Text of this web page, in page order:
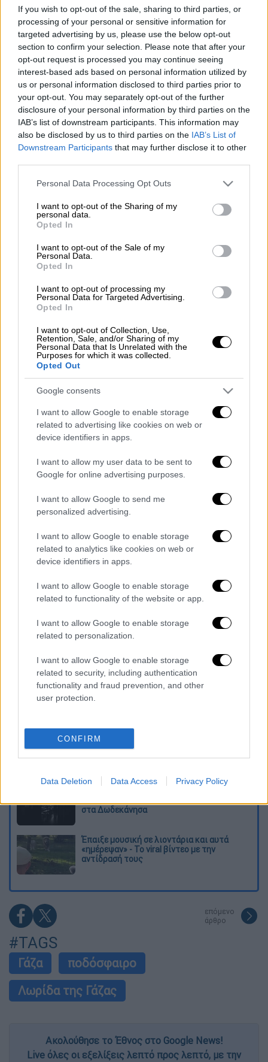
If you wish to opt-out of the sale, sharing to third parties, or
processing of your personal or sensitive information for
targeted advertising by us, please use the below opt-out
section to confirm your selection. Please note that after your
opt-out request is processed you may continue seeing
interest-based ads based on personal information utilized by
us or personal information disclosed to third parties prior to
your opt-out. You may separately opt-out of the further
disclosure of your personal information by third parties on the
IAB’s list of downstream participants. This information may
also be disclosed by us to third parties on the IAB’s List of
Downstream Participants that may further disclose it to other
Please note that this website/app uses one or more Google
not limited to your visit or usage behaviour. You may click to
grant or deny consent to Google and its third-party tags to
use your data for below specified purposes in below Google
consent section.
Personal Data Processing Opt Outs
I want to opt-out of the Sharing of my
personal data.
Opted In
I want to opt-out of the Sale of my
Personal Data.
Opted In
I want to opt-out of processing my
Personal Data for Targeted Advertising.
Opted In
I want to opt-out of Collection, Use,
Retention, Sale, and/or Sharing of my
Personal Data that Is Unrelated with the
Purposes for which it was collected.
Opted Out
Google consents
I want to allow Google to enable storage
related to advertising like cookies on web or
device identifiers in apps.
I want to allow my user data to be sent to
Google for online advertising purposes.
I want to allow Google to send me
personalized advertising.
I want to allow Google to enable storage
related to analytics like cookies on web or
device identifiers in apps.
I want to allow Google to enable storage
related to functionality of the website or app.
I want to allow Google to enable storage
related to personalization.
I want to allow Google to enable storage
related to security, including authentication
functionality and fraud prevention, and other
user protection.
CONFIRM
Data Deletion Data Access Privacy Policy
Προσθέστε το ΕΘΝΟΣ στη Google
Μια ακόμη τραγική είδησηέρχεται από τη
Λωρίδα της Γάζας καθώς σύμφωνα με
πληροφορίες παίκτης της εθνικής ομάδας
της Παλαιστίνης, έπεσε νεκρός από
ισραηλινά πυρά και ενώ περίμενε
ανθρωπιστική βοήθεια σε κέντρο διανομής.
Το σχέδιο Νετανιάχου αφανίζει τους
Παλαιστίνιους: Σε δύο φάσεις θέλει
την ολοκληρωτική κατάληψη της
Γάζας
Ο λόγος για τονΣουλεϊμάν Αλ-Ομπαΐντ. Ο
40χρονος, όπως αναφέρουν τα
Παλαιστίνης, πυροβολήθηκε από
στρατιώτες του Ισραήλ και ενώ την ίδια ώρα
βρισκόταν σε ένα σημείο όπου περίμενε να
φτάσει ανθρωπιστική βοήθεια.
παιδιών, με τις αρχές να τον εντοπίζουν
νεκρό από πυρά που δέχτηκε.
The former Palestine national team
in an Israeli strike targeting civilians
waiting for humanitarian aid in the
Strip.https://t.co/BWTmJThzeC
pic.twitter.com/3qrIMksO2H
— Palestine Football Association
(@Palestine_fa)August 6, 2025
Διαβάστε ακόμη
Η «ακτινογραφία» της καταστροφής από
τις φωτιές στη Δυτική Αττική - Οι
«Κλειδί» η ιατροδικαστική για τον 90χρονο
που έκρυβε ο γιος του στον καταψύκτη -
«Τον αγαπούσε παθολογικά»
στα Δωδεκάνησα
Έπαιξε μουσική σε λιοντάρια και αυτά
«ημέρεψαν» - Το viral βίντεο με την
αντίδρασή τους
επόμενο
άρθρο
#TAGS
Γάζα
ποδόσφαιρο
Λωρίδα της Γάζας
Ακολούθησε το Έθνος στο Google News!
Live όλες οι εξελίξεις λεπτό προς λεπτό, με την